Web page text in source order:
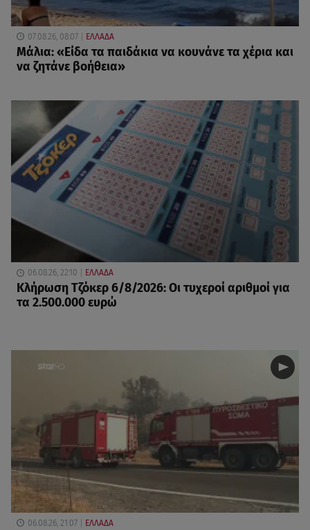
07.08.26, 08:07 ΕΛΛΑΔΑ
Μάλια: «Είδα τα παιδάκια να κουνάνε τα χέρια και
να ζητάνε βοήθεια»
06.08.26, 22:10 ΕΛΛΑΔΑ
Κλήρωση Τζόκερ 6/8/2026: Οι τυχεροί αριθμοί για
τα 2.500.000 ευρώ
06.08.26, 21:07 ΕΛΛΑΔΑ